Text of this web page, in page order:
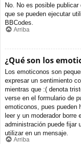
No. No es posible
que se pueden ejecutar
BBCodes.
Arriba
¿Qué son los
Los emoticonos son
expresar un sentimiento
mientras que :( denota
verse en el formulario de
emoticonos, pues pueden
leer y un moderador
administración puede fijar
utilizar en un mensaje.
Arriba